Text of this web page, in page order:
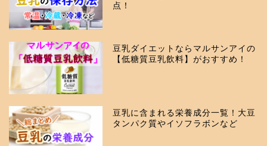
点！
豆乳ダイエットならマルサンアイの
【低糖質豆乳飲料】がおすすめ！
豆乳に含まれる栄養成分一覧！大豆
タンパク質やイソフラボンなど